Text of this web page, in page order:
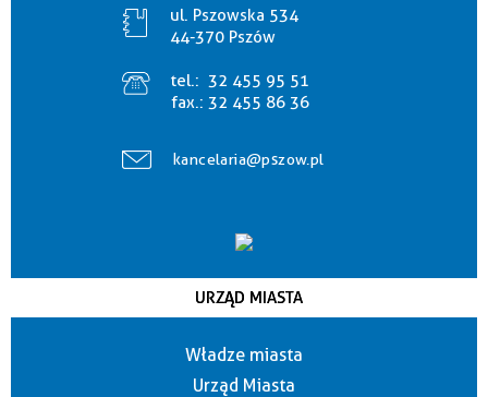
ul. Pszowska 534
44-370 Pszów
tel.: 32 455 95 51
fax.: 32 455 86 36
kancelaria@pszow.pl
URZĄD MIASTA
Władze miasta
Urząd Miasta